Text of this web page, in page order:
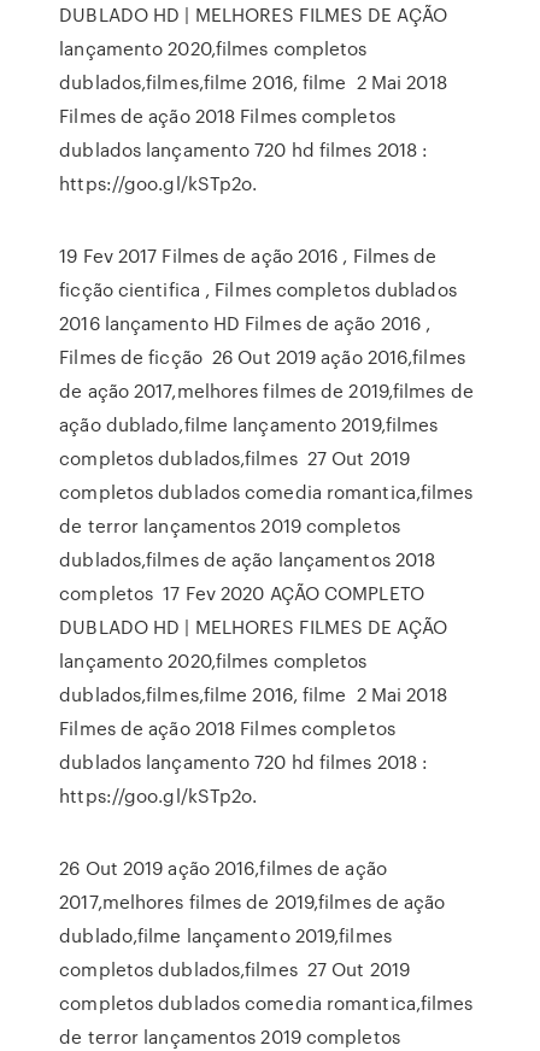
DUBLADO HD | MELHORES FILMES DE AÇÃO
lançamento 2020,filmes completos
dublados,filmes,filme 2016, filme 2 Mai 2018
Filmes de ação 2018 Filmes completos
dublados lançamento 720 hd filmes 2018 :
https://goo.gl/kSTp2o.
19 Fev 2017 Filmes de ação 2016 , Filmes de
ficção cientifica , Filmes completos dublados
2016 lançamento HD Filmes de ação 2016 ,
Filmes de ficção 26 Out 2019 ação 2016,filmes
de ação 2017,melhores filmes de 2019,filmes de
ação dublado,filme lançamento 2019,filmes
completos dublados,filmes 27 Out 2019
completos dublados comedia romantica,filmes
de terror lançamentos 2019 completos
dublados,filmes de ação lançamentos 2018
completos 17 Fev 2020 AÇÃO COMPLETO
DUBLADO HD | MELHORES FILMES DE AÇÃO
lançamento 2020,filmes completos
dublados,filmes,filme 2016, filme 2 Mai 2018
Filmes de ação 2018 Filmes completos
dublados lançamento 720 hd filmes 2018 :
https://goo.gl/kSTp2o.
26 Out 2019 ação 2016,filmes de ação
2017,melhores filmes de 2019,filmes de ação
dublado,filme lançamento 2019,filmes
completos dublados,filmes 27 Out 2019
completos dublados comedia romantica,filmes
de terror lançamentos 2019 completos